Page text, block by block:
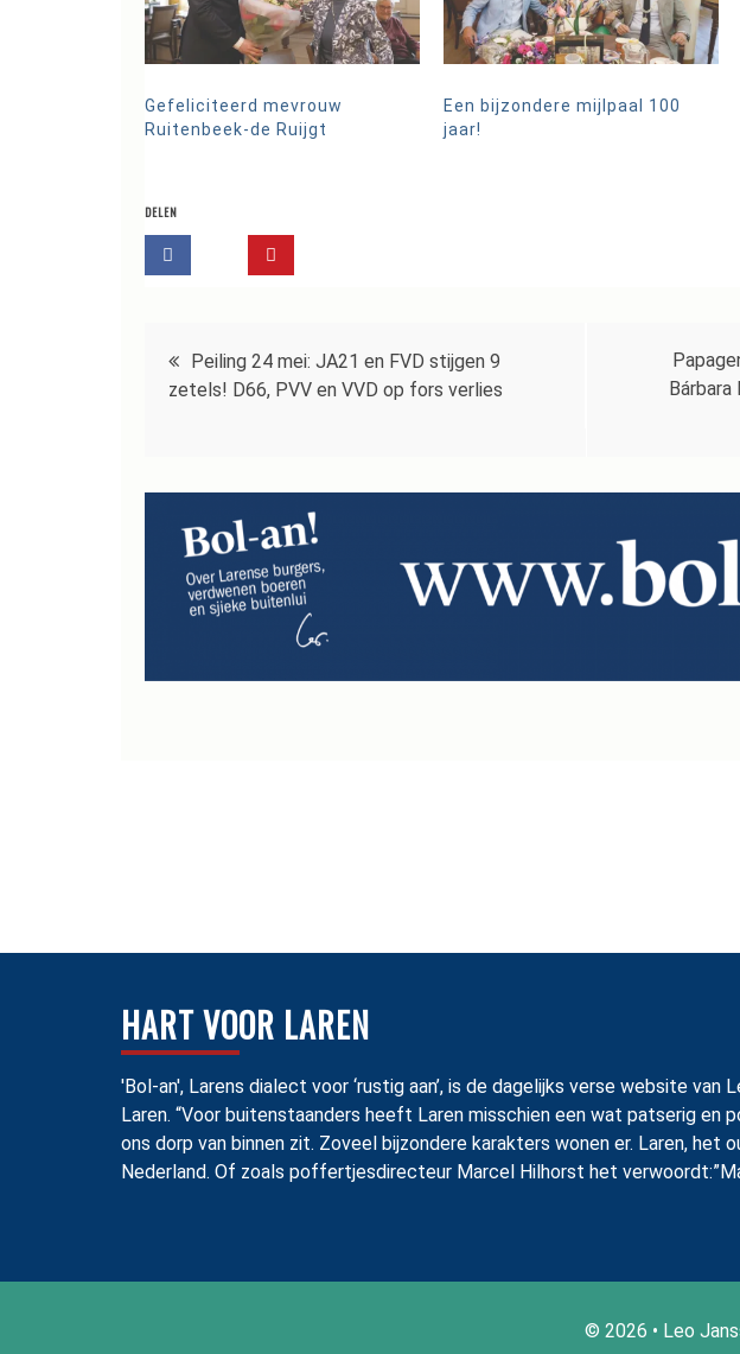
Gefeliciteerd mevrouw
Ruitenbeek-de Ruijgt
Een bijzondere mijlpaal 100
jaar!
DELEN
Bericht
navigatie
Peiling 24 mei: JA21 en FVD stijgen 9
zetels! D66, PVV en VVD op fors verlies
HART VOOR LAREN
'Bol-an', Larens dialect voor ‘rustig aan’, is de dagelijks verse website
Laren. “Voor buitenstaanders heeft Laren misschien een wat patserig en
ons dorp van binnen zit. Zoveel bijzondere karakters wonen er. Laren,
Nederland. Of zoals poffertjesdirecteur Marcel Hilhorst het
© 2026 • Leo